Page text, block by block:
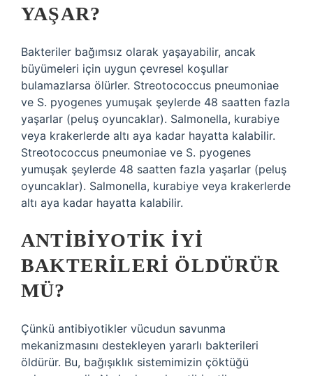
YAŞAR?
Bakteriler bağımsız olarak yaşayabilir, ancak
büyümeleri için uygun çevresel koşullar
bulamazlarsa ölürler. Streotococcus pneumoniae
ve S. pyogenes yumuşak şeylerde 48 saatten fazla
yaşarlar (peluş oyuncaklar). Salmonella, kurabiye
veya krakerlerde altı aya kadar hayatta kalabilir.
Streotococcus pneumoniae ve S. pyogenes
yumuşak şeylerde 48 saatten fazla yaşarlar (peluş
oyuncaklar). Salmonella, kurabiye veya krakerlerde
altı aya kadar hayatta kalabilir.
ANTIBIYOTIK IYI
BAKTERILERI ÖLDÜRÜR
MÜ?
Çünkü antibiyotikler vücudun savunma
mekanizmasını destekleyen yararlı bakterileri
öldürür. Bu, bağışıklık sistemimizin çöktüğü